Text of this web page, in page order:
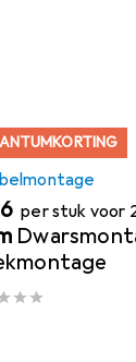
per stuk voor